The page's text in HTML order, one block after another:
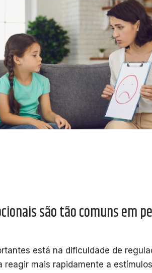
são tão comuns em
está na dificuldade de
reagir mais rapidamente a